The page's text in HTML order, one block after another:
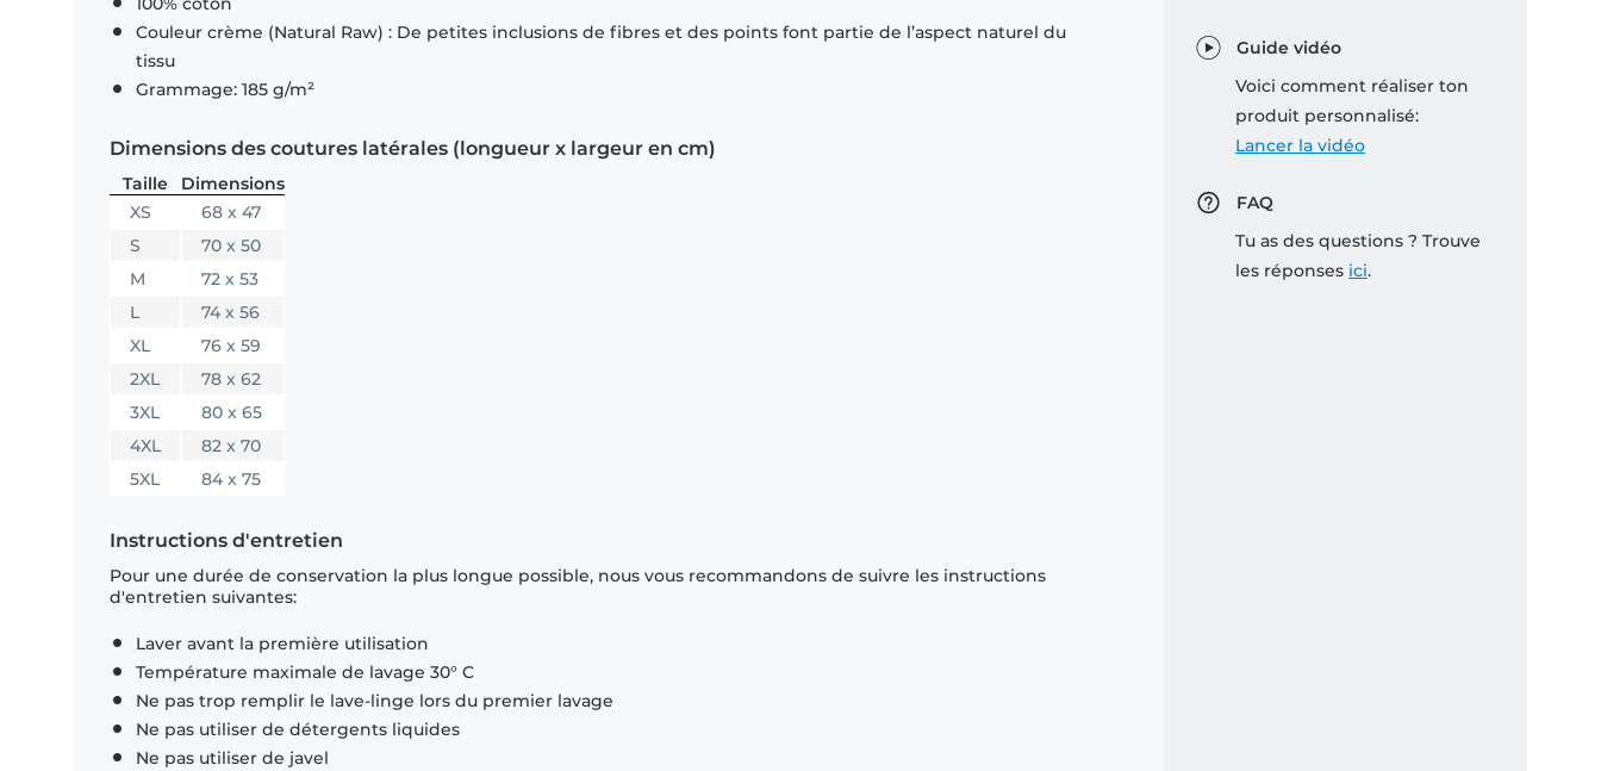
Couleur crème (Natural Raw) : De petites inclusions de fibres et des points font partie de l’aspect naturel du
tissu
Grammage: 185 g/m²
Dimensions des coutures latérales (longueur x largeur en cm)
Taille
Dimensions
XS
68 x 47
S
70 x 50
M
72 x 53
L
74 x 56
XL
76 x 59
2XL
78 x 62
3XL
80 x 65
4XL
82 x 70
5XL
84 x 75
Instructions d'entretien
Pour une durée de conservation la plus longue possible, nous vous recommandons de suivre les instructions
d'entretien suivantes:
Laver avant la première utilisation
Température maximale de lavage 30° C
Ne pas trop remplir le lave-linge lors du premier lavage
Ne pas utiliser de détergents liquides
Ne pas utiliser de javel
Guide vidéo
Voici comment réaliser ton
produit personnalisé:
Lancer la vidéo
FAQ
Tu as des questions ? Trouve
les réponses ici.